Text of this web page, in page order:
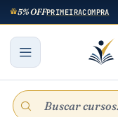
5% OFFPRIMEIRACOMPRA